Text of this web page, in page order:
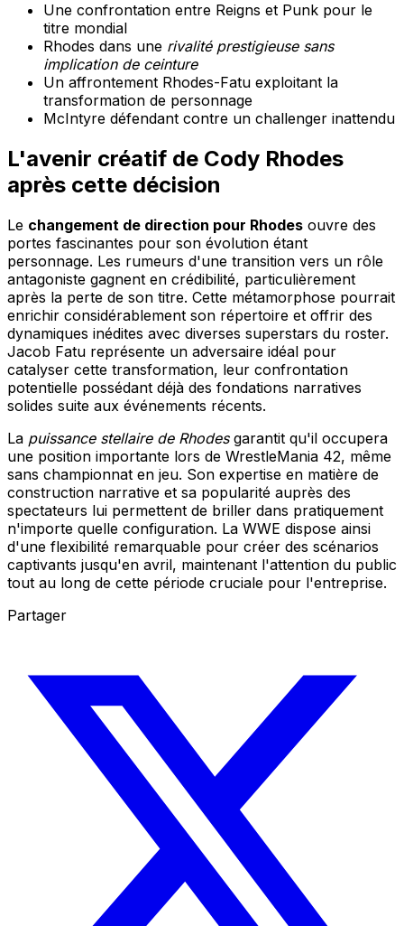
Une confrontation entre Reigns et Punk pour le
titre mondial
Rhodes dans une rivalité prestigieuse sans
implication de ceinture
Un affrontement Rhodes-Fatu exploitant la
transformation de personnage
McIntyre défendant contre un challenger inattendu
L'avenir créatif de Cody Rhodes
après cette décision
Le changement de direction pour Rhodes ouvre des
portes fascinantes pour son évolution étant
personnage. Les rumeurs d'une transition vers un rôle
antagoniste gagnent en crédibilité, particulièrement
après la perte de son titre. Cette métamorphose pourrait
enrichir considérablement son répertoire et offrir des
dynamiques inédites avec diverses superstars du roster.
Jacob Fatu représente un adversaire idéal pour
catalyser cette transformation, leur confrontation
potentielle possédant déjà des fondations narratives
solides suite aux événements récents.
La puissance stellaire de Rhodesgarantit qu'il occupera
une position importante lors de WrestleMania 42, même
sans championnat en jeu. Son expertise en matière de
construction narrative et sa popularité auprès des
spectateurs lui permettent de briller dans pratiquement
n'importe quelle configuration. La WWE dispose ainsi
d'une flexibilité remarquable pour créer des scénarios
captivants jusqu'en avril, maintenant l'attention du public
tout au long de cette période cruciale pour l'entreprise.
Partager